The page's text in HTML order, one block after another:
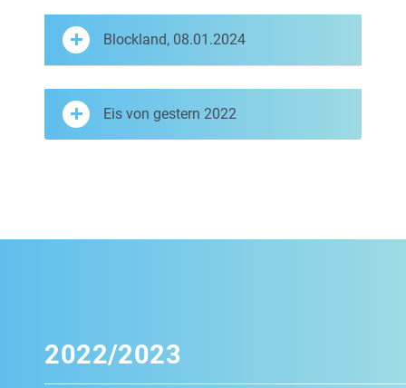
Blockland, 08.01.2024
Eis von gestern 2022
2022/2023